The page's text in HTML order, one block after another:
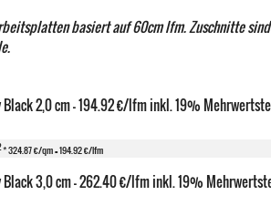
basiert auf 60cm lfm. Zuschnitte
2,0 cm - 194.92 €/lfm inkl. 19%
* 324.87 €/qm = 194.92 €/lfm
3,0 cm - 262.40 €/lfm inkl. 19%